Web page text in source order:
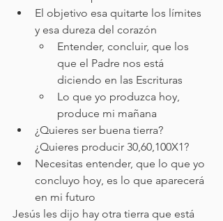
El objetivo esa quitarte los límites
y esa dureza del corazón
Entender, concluir, que los
que el Padre nos está
diciendo en las Escrituras
Lo que yo produzca hoy,
produce mi mañana
¿Quieres ser buena tierra?
¿Quieres producir 30,60,100X1?
Necesitas entender, que lo que yo
concluyo hoy, es lo que aparecerá
en mi futuro
Jesús les dijo hay otra tierra que está